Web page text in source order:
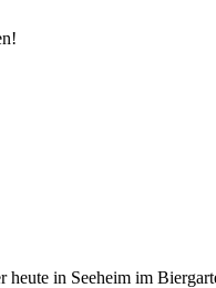
in Seeheim im